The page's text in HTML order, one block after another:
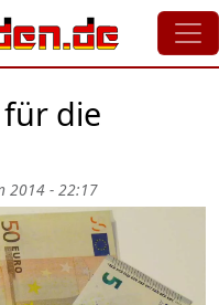
die
2014 - 22:17